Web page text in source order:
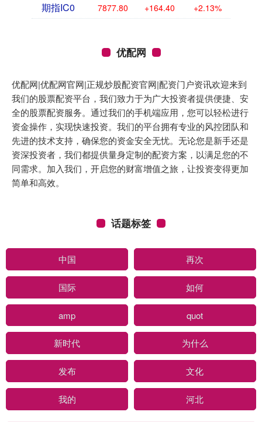
期指IC0 7877.80 +164.40 +2.13%
优配网
优配网|优配网官网|正规炒股配资官网|配资门户资讯欢迎来到
我们的股票配资平台，我们致力于为广大投资者提供便捷、安
全的股票配资服务。通过我们的手机端应用，您可以轻松进行
资金操作，实现快速投资。我们的平台拥有专业的风控团队和
先进的技术支持，确保您的资金安全无忧。无论您是新手还是
资深投资者，我们都提供量身定制的配资方案，以满足您的不
同需求。加入我们，开启您的财富增值之旅，让投资变得更加
简单和高效。
话题标签
中国 再次
国际 如何
amp quot
新时代 为什么
发布 文化
我的 河北